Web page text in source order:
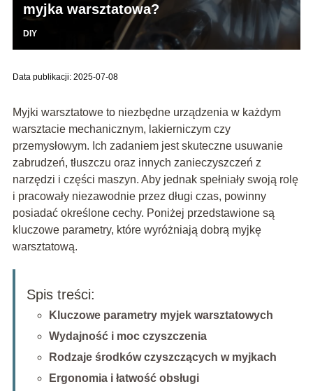
myjka warsztatowa?
DIY
Data publikacji: 2025-07-08
Myjki warsztatowe to niezbędne urządzenia w każdym
warsztacie mechanicznym, lakierniczym czy
przemysłowym. Ich zadaniem jest skuteczne usuwanie
zabrudzeń, tłuszczu oraz innych zanieczyszczeń z
narzędzi i części maszyn. Aby jednak spełniały swoją rolę
i pracowały niezawodnie przez długi czas, powinny
posiadać określone cechy. Poniżej przedstawione są
kluczowe parametry, które wyróżniają dobrą myjkę
warsztatową.
Spis treści:
Kluczowe parametry myjek warsztatowych
Wydajność i moc czyszczenia
Rodzaje środków czyszczących w myjkach
Ergonomia i łatwość obsługi